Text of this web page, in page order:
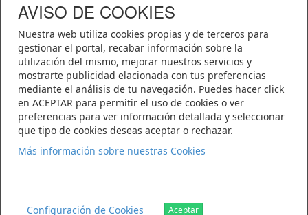
Telematel eCommerce v14.3.38 © 2026
Telematel S.L.
Polígono Industrial El Roble
C/Einstein, paracela 14-16
02600 Villarrobledo (Albacete)
Teléfono: 967 14 16 45
ventas@legomar.com
AVISO DE COOKIES
Nuestra web utiliza cookies propias y de terceros para
gestionar el portal, recabar información sobre la
utilización del mismo, mejorar nuestros servicios y
mostrarte publicidad elacionada con tus preferencias
mediante el análisis de tu navegación. Puedes hacer click
en ACEPTAR para permitir el uso de cookies o ver
preferencias para ver información detallada y seleccionar
que tipo de cookies deseas aceptar o rechazar.
Más información sobre nuestras Cookies
Configuración de Cookies Aceptar